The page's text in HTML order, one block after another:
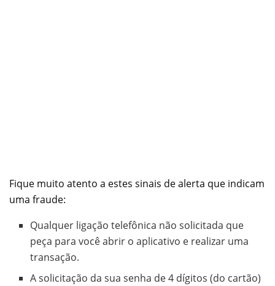
Fique muito atento a estes sinais de alerta que indicam
uma fraude:
Qualquer ligação telefônica não solicitada que
peça para você abrir o aplicativo e realizar uma
transação.
A solicitação da sua senha de 4 dígitos (do cartão)